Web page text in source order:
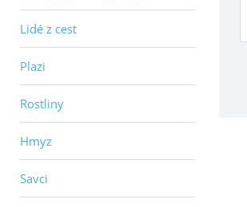
Lidé z cest
Plazi
Rostliny
Hmyz
Savci